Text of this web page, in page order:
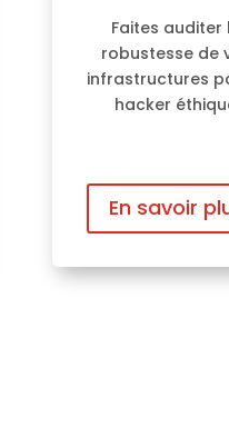
Faites auditer
robustesse de
infrastructures
hacker
En savoir